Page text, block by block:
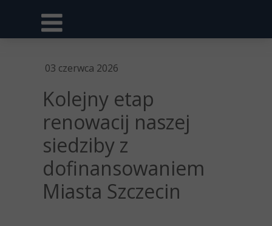
03 czerwca 2026
Kolejny etap
renowacij naszej
siedziby z
dofinansowaniem
Miasta Szczecin